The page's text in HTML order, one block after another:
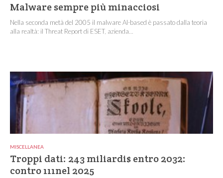
Malware sempre più minacciosi
Nella seconda metà del 2005 il malware AI-based è passato dalla teoria
alla realtà: il Threat Report di ESET, azienda...
MISCELLANEA
Troppi dati: 243 miliardi$ entro 2032:
contro 111nel 2025